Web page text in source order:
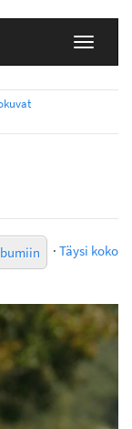
· Täysi koko